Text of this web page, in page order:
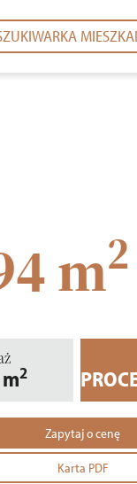
m2
m2
Zapytaj o cenę
Karta PDF